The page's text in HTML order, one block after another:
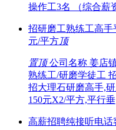
操作工3名 （综合薪
招研磨工熟练工高手
元/平方顶
置顶公司名称 姜店
熟练工/研磨学徒工
招大理石研磨高手,
150元X2/平方,平行垂
高薪招聘纯接听电